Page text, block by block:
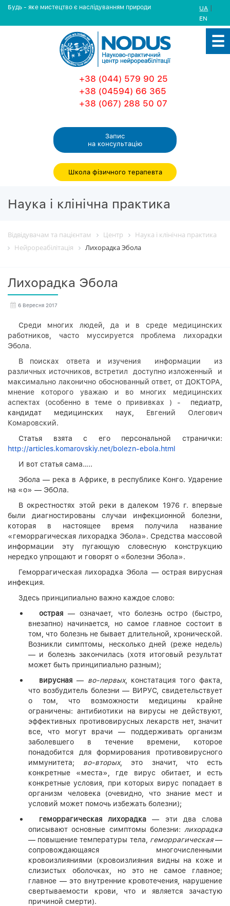
Будь - яке мистецтво є наслідуванням природи UA |
EN
+38 (044) 579 90 25
+38 (04594) 66 365
+38 (067) 288 50 07
Запис
на консультацiю
Школа фізичного терапевта
Наука і клінічна практика
Відвідувачам та пацієнтам Центр
Наука і клінічна практика
Нейрореабілітація
Лихорадка Эбола
Лихорадка Эбола
6 Вересня 2017
Среди многих людей, да и в среде медицинских
работников, часто муссируется проблема лихорадки
Эбола.
В поисках ответа и изучения информации из
различных источников, встретил доступно изложенный и
максимально лаконично обоснованный ответ, от ДОКТОРА,
мнение которого уважаю и во многих медицинских
аспектах (особенно в теме о прививках ) - педиатр,
кандидат медицинских наук,
Евгений Олегович
Комаровский.
Статья взята с его персональной странички:
http://articles.komarovskiy.net/bolezn-ebola.html
И вот статья сама…..
Эбола — река в Африке, в республике Конго. Ударение
на «о» — ЭбОла.
В окрестностях этой реки в далеком 1976 г. впервые
были диагностированы случаи инфекционной болезни,
которая в настоящее время получила название
«геморрагическая лихорадка Эбола». Средства массовой
информации эту пугающую словесную конструкцию
нередко упрощают и говорят о «болезни Эбола».
Геморрагическая лихорадка Эбола — острая вирусная
инфекция.
Здесь принципиально важно каждое слово:
острая — означает, что болезнь остро (быстро,
внезапно) начинается, но самое главное состоит в
том, что болезнь не бывает длительной, хронической.
Возникли симптомы, несколько дней (реже недель)
— и болезнь закончилась (хотя итоговый результат
может быть принципиально разным);
вирусная — во-первых, констатация того факта,
что возбудитель болезни — ВИРУС, свидетельствует
о том, что возможности медицины крайне
ограничены: антибиотики на вирусы не действуют,
эффективных противовирусных лекарств нет, значит
все, что могут врачи — поддерживать организм
заболевшего в течение времени, которое
понадобится для формирования противовирусного
иммунитета; во-вторых, это значит, что есть
конкретные «места», где вирус обитает, и есть
конкретные условия, при которых вирус попадает в
организм человека (очевидно, что знание мест и
условий может помочь избежать болезни);
геморрагическая лихорадка
— эти два слова
описывают основные симптомы болезни: лихорадка
— повышение температуры тела, геморрагическая—
сопровождающаяся многочисленными
кровоизлияниями (кровоизлияния видны на коже и
слизистых оболочках, но это не самое главное;
главное — это внутренние кровотечения, нарушение
свертываемости крови, что и является зачастую
причиной смерти).